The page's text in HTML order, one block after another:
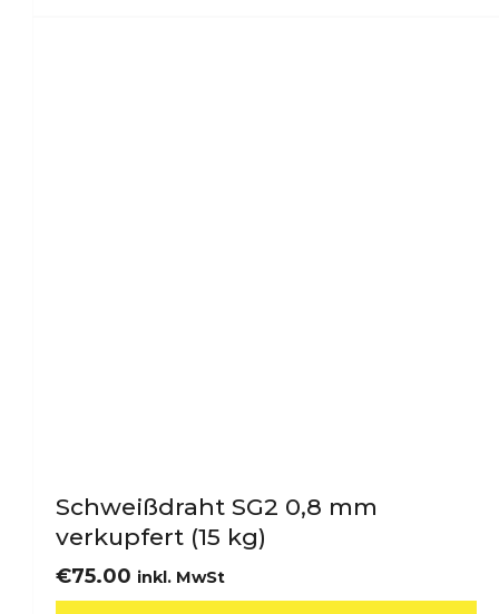
Schweißdraht SG2 0,8 mm
verkupfert (15 kg)
€75.00 inkl. MwSt